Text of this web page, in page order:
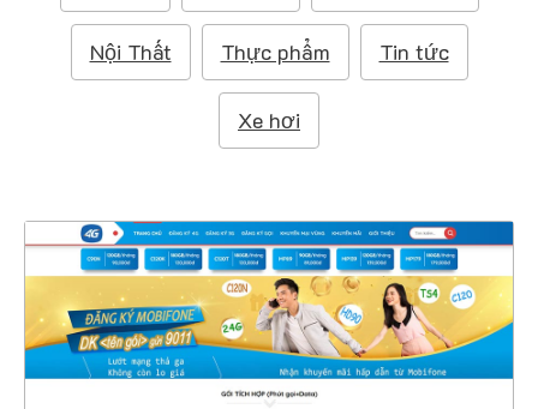
Nội Thất Thực phẩm Tin tức
Xe hơi